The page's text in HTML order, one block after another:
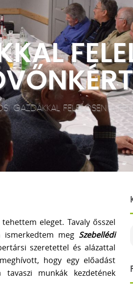
GAZDÁKKAL FELELŐSEN A
eleget. Tavaly ősszel
ismerkedtem meg Szebellédi
szeretettel és alázattal
hogy egy előadást
munkák kezdetének